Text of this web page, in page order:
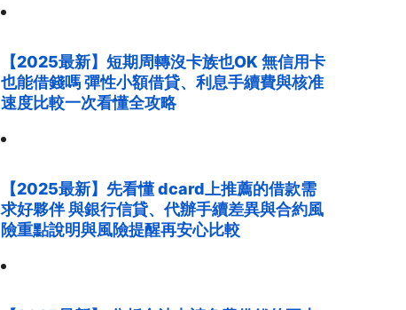
【2025最新】短期周轉沒卡族也OK 無信用卡
也能借錢嗎 彈性小額借貸、利息手續費與核准
速度比較一次看懂全攻略
【2025最新】先看懂 dcard上推薦的借款需
求好夥伴 與銀行信貸、代辦手續差異與合約風
險重點說明與風險提醒再安心比較